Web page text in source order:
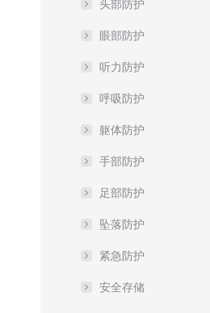
头部防护
眼部防护
听力防护
呼吸防护
躯体防护
手部防护
足部防护
坠落防护
紧急防护
安全存储